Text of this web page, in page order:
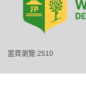
當頁瀏覽:2510